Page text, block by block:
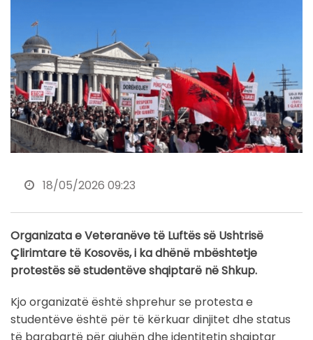
18/05/2026 09:23
Organizata e Veteranëve të Luftës së Ushtrisë
Çlirimtare të Kosovës, i ka dhënë mbështetje
protestës së studentëve shqiptarë në Shkup.
Kjo organizatë është shprehur se protesta e
studentëve është për të kërkuar dinjitet dhe status